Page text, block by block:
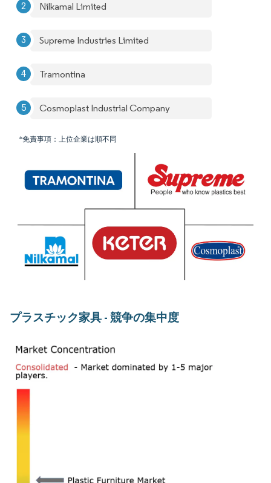
Nilkamal Limited
Supreme Industries Limited
Tramontina
Cosmoplast Industrial Company
*免責事項：上位企業は順不同
プラスチック家具 - 競争の集中度